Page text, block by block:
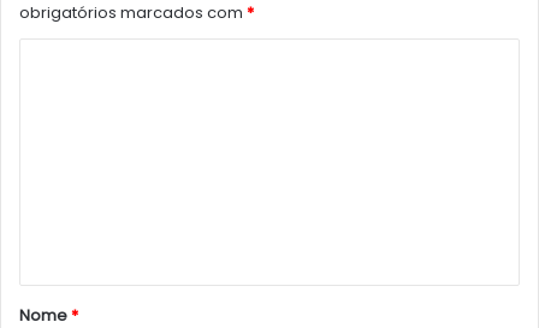
obrigatórios marcados com *
r
Nome*